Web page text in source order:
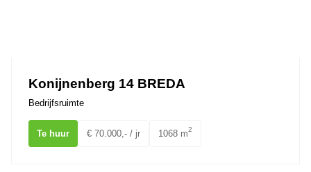
Konijnenberg 14 BREDA
Bedrijfsruimte
Te huur € 70.000,- / jr 1068 m2